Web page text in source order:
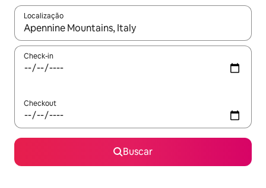
Localização
Quando os resultados estiverem disponíveis, explore-os
Check-in
Checkout
Buscar